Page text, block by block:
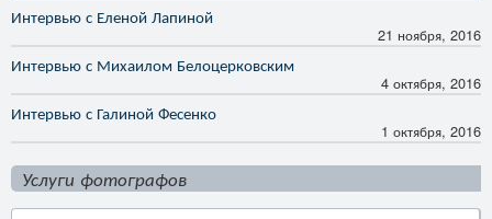
Интервью с Еленой Лапиной
21 ноября, 2016
Интервью с Михаилом Белоцерковским
4 октября, 2016
Интервью с Галиной Фесенко
1 октября, 2016
Услуги фотографов